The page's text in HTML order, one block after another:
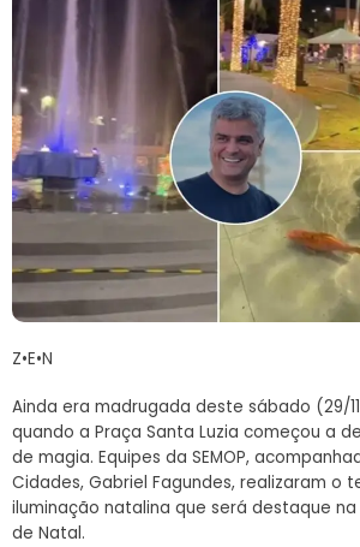
Z•E•N
Ainda era madrugada deste sábado (29/
quando a Praça Santa Luzia começou a
de magia. Equipes da SEMOP,
Cidades, Gabriel Fagundes, realizaram o
iluminação natalina que será destaque
de Natal.